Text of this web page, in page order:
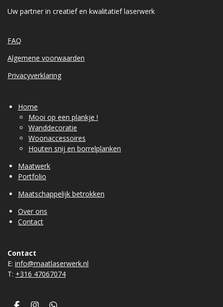
Uw partner in creatief en kwalitatief laserwerk
FAQ
Algemene voorwaarden
Privacyverklaring
Home
Mooi op een plankje !
Wanddecoratie
Woonaccessoires
Houten snij en borrelplanken
Maatwerk
Portfolio
Maatschappelijk betrokken
Over ons
Contact
Contact
E: info@maatlaserwerk.nl
T: +316 47067074